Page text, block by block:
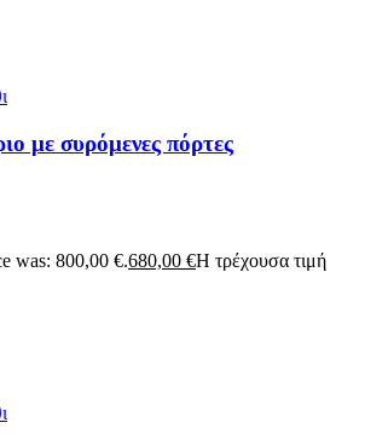
με συρόμενες πόρτες
was: 800,00 €.680,00 €Η τρέχουσα τιμή